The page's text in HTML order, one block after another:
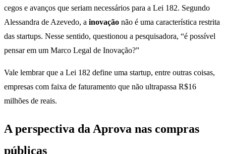
cegos e avanços que seriam necessários para a Lei 182. Segundo
Alessandra de Azevedo, a inovação não é uma característica restrita
das startups. Nesse sentido, questionou a pesquisadora, “é possível
pensar em um Marco Legal de Inovação?”
Vale lembrar que a Lei 182 define uma startup, entre outras coisas,
empresas com faixa de faturamento que não ultrapassa R$16
milhões de reais.
A perspectiva da Aprova nas compras
públicas